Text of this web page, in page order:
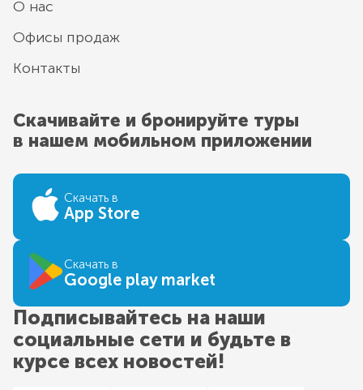
О нас
Офисы продаж
Контакты
Скачивайте и бронируйте туры
в нашем мобильном приложении
Скачать в
App Store
Скачать в
Google play market
Подписывайтесь на наши
социальные сети и будьте в
курсе всех новостей!